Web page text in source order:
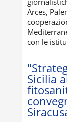
Arces,
con le
Sicilia